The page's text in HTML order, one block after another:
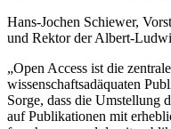
Hans-Jochen Schiewer,
und Rektor der Albert-
„Open Access ist die
wissenschaftsadäquaten
Sorge, dass die Umstellung
auf Publikationen mit